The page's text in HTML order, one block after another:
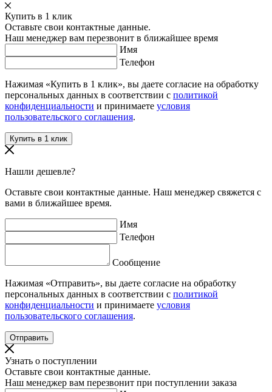
Купить в 1 клик
Оставьте свои контактные данные.
Наш менеджер вам перезвонит в ближайшее время
Имя
Телефон
Нажимая «Купить в 1 клик», вы даете согласие на обработку
персональных данных в соответствии с политикой
конфиденциальности и принимаете условия
пользовательского соглашения.
Нашли дешевле?
Оставьте свои контактные данные. Наш менеджер свяжется с
вами в ближайшее время.
Имя
Телефон
Сообщение
Нажимая «Отправить», вы даете согласие на обработку
персональных данных в соответствии с политикой
конфиденциальности и принимаете условия
пользовательского соглашения.
Узнать о поступлении
Оставьте свои контактные данные.
Наш менеджер вам перезвонит при поступлении заказа